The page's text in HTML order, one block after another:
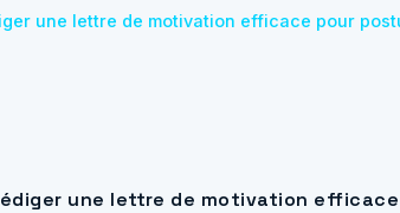
une lettre de motivation efficace pour
une lettre de motivation